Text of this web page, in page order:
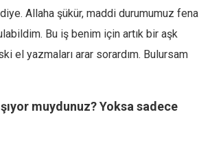
Allaha şükür, maddi durumumuz fena
Bu iş benim için artık bir aşk
el yazmaları arar sorardım. Bulursam
muydunuz? Yoksa sadece